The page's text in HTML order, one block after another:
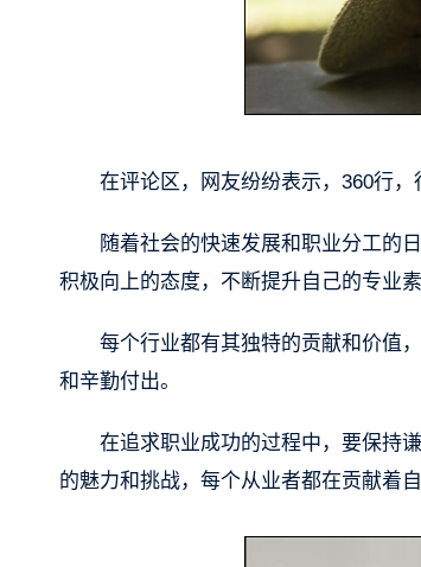
在评论区，网友纷纷表示，360行，
随着社会的快速发展和职业分工的
积极向上的态度，不断提升自己的专业素
每个行业都有其独特的贡献和价值
和辛勤付出。
在追求职业成功的过程中，要保持
的魅力和挑战，每个从业者都在贡献着自